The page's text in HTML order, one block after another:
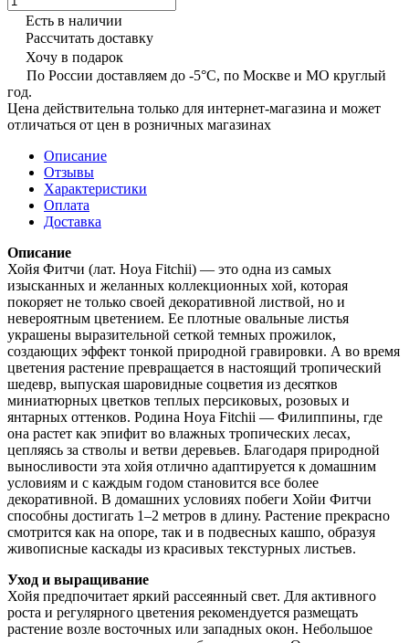
Есть в наличии
Рассчитать доставку
Хочу в подарок
По России доставляем до -5°C, по Москве и МО круглый
год.
Цена действительна только для интернет-магазина и может
отличаться от цен в розничных магазинах
Описание
Отзывы
Характеристики
Оплата
Доставка
Описание
Хойя Фитчи (лат. Hoya Fitchii) — это одна из самых
изысканных и желанных коллекционных хой, которая
покоряет не только своей декоративной листвой, но и
невероятным цветением. Ее плотные овальные листья
украшены выразительной сеткой темных прожилок,
создающих эффект тонкой природной гравировки. А во время
цветения растение превращается в настоящий тропический
шедевр, выпуская шаровидные соцветия из десятков
миниатюрных цветков теплых персиковых, розовых и
янтарных оттенков. Родина Hoya Fitchii — Филиппины, где
она растет как эпифит во влажных тропических лесах,
цепляясь за стволы и ветви деревьев. Благодаря природной
выносливости эта хойя отлично адаптируется к домашним
условиям и с каждым годом становится все более
декоративной. В домашних условиях побеги Хойи Фитчи
способны достигать 1–2 метров в длину. Растение прекрасно
смотрится как на опоре, так и в подвесных кашпо, образуя
живописные каскады из красивых текстурных листьев.
Уход и выращивание
Хойя предпочитает яркий рассеянный свет. Для активного
роста и регулярного цветения рекомендуется размещать
растение возле восточных или западных окон. Небольшое